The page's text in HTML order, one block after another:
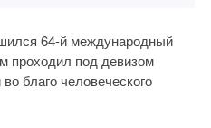
64-й международный
проходил под девизом
благо человеческого